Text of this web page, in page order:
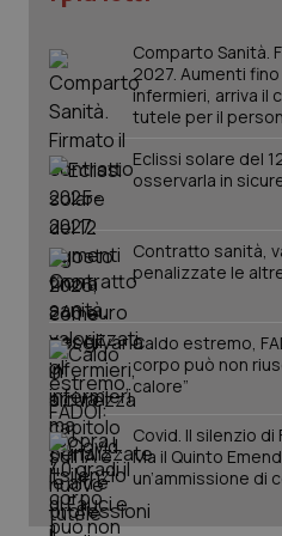
Sangue &
Tiroide
Tumore al seno
Tumore ovarico
Tumori del Polmone
Tumori
Ulcera & Reflusso
Vaccini
Comparto Sanità.
2027. Aumenti
infermieri, arriva il
tutele per il
Eclissi solare del
osservarla in
Contratto sanità,
penalizzate le
Caldo estremo,
corpo può non
calore”
Covid. Il silenzio di
Ma il Quinto
un’ammissione di
CookieScriptConsent